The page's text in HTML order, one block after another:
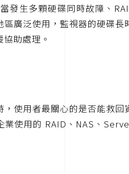
發生多顆硬碟同時故障、
廣泛使用，監視器的硬碟
助處理。
使用者最關心的是否能救
使用的 RAID、NAS、